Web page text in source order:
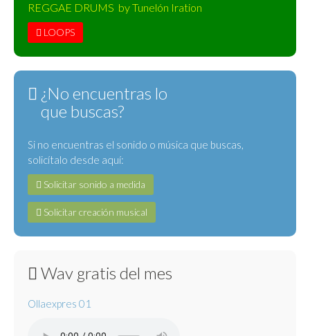
REGGAE DRUMS by Tunelón Iration
LOOPS
¿No encuentras lo
que buscas?
Si no encuentras el sonido o música que buscas,
solicítalo desde aquí:
Solicitar sonido a medida
Solicitar creación musical
Wav gratis del mes
Ollaexpres 01